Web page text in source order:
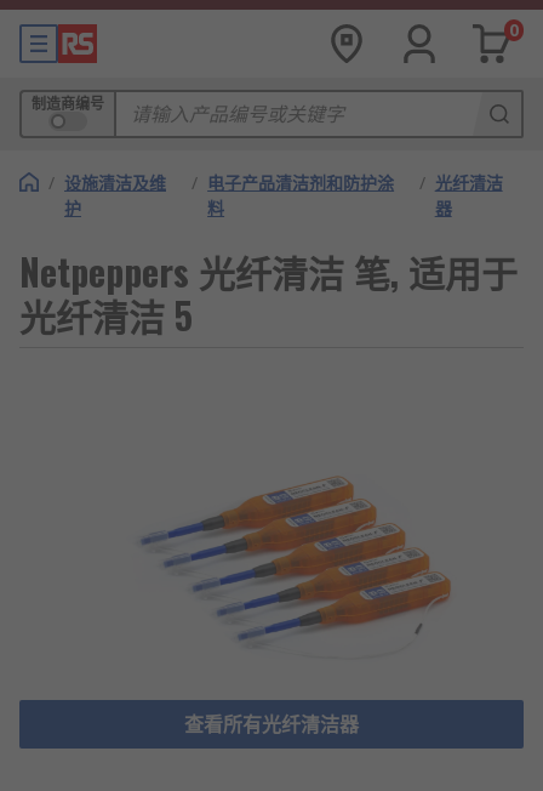
0
制造商编号
/ 设施清洁及维
护
/ 电子产品清洁剂和防护涂
料
/ 光纤清洁
器
Netpeppers 光纤清洁 笔, 适用于
光纤清洁 5
查看所有光纤清洁器